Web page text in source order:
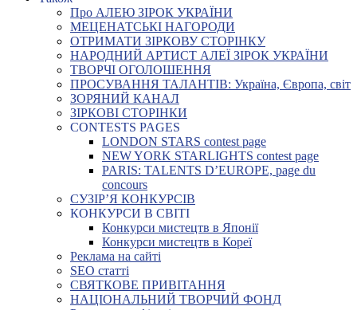
Про АЛЕЮ ЗІРОК УКРАЇНИ
МЕЦЕНАТСЬКІ НАГОРОДИ
ОТРИМАТИ ЗІРКОВУ СТОРІНКУ
НАРОДНИЙ АРТИСТ АЛЕЇ ЗІРОК УКРАЇНИ
ТВОРЧІ ОГОЛОШЕННЯ
ПРОСУВАННЯ ТАЛАНТІВ: Україна, Європа, світ
ЗОРЯНИЙ КАНАЛ
ЗІРКОВІ СТОРІНКИ
CONTESTS PAGES
LONDON STARS contest page
NEW YORK STARLIGHTS contest page
PARIS: TALENTS D’EUROPE, page du
concours
СУЗІР’Я КОНКУРСІВ
КОНКУРСИ В СВІТІ
Конкурси мистецтв в Японії
Конкурси мистецтв в Кореї
Реклама на сайті
SEO статті
СВЯТКОВЕ ПРИВІТАННЯ
НАЦІОНАЛЬНИЙ ТВОРЧИЙ ФОНД